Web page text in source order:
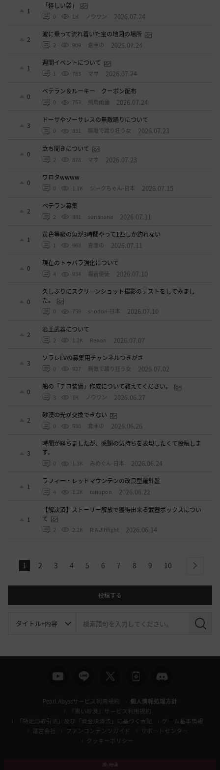
1
「怪しい袋」
0 1K ノウワン 2026.07.24
2
波に乗って流れ着いた宝の地図の場所
2 909 倉庫の 2026.07.24
1
週間イベントについて
1 783 マサ 2026.07.24
0
ベテラン＆ルーキー クーポン配布
0 753 飛鳥雨音 2026.07.24
3
ドーサやソーサレスの無敵踊りについて
0 831 無敵で踊り狂う女 2026.07.23
0
立ち聞きについて
2 878 マサ 2026.07.23
0
ワロタwwww
0 1.1K ジークちゃん-日本 2026.07.15
2
ベテラン募集
2 881 sunanana 2026.07.11
1
黄色等級の魚が3時間やって1匹しか釣れない
1 968 倉庫の 2026.07.11
0
現在のトゥバラ強化について
4 934 福音使徒 2026.07.10
0
久しぶりにスクリーンショット撮影のテストをしてみまし
た。
0 759 shodori-日本 2026.07.10
2
君王武器について
2 1.2K Renon 2026.07.07
3
ソラレEVの募集用チャンネルつきがさ
0 927 無敵で踊り狂う女 2026.07.02
0
船の「チロ装備」作成について教えてください。
3 1K ノウワン 2026.06.27
2
砂漠の光が交換できない
0 930 倉庫の 2026.06.26
3
時間が経ちましたが、感謝の気持ちを表現したくて投稿しま
す。
0 1.1K みめぐん-日本 2026.06.24
1
ラフィー・レッドマウンテンの改良型羅針盤
4 1.2K tanupon 2026.06.22
1
【解決済】ストーリー解放で獲得出来る武器ボックスについ
て
2 2.2K RiAUltifight 2026.06.14
1 2 3 4 5 6 7 8 9 10 next
投稿する
検
Pearl Abyssサービス利用規約
個人情報処理方針
「黒い砂漠」サービス利用規約
「特定商取引法」及び「資金決済法」に基づく表記
ゲーム基本情報
運営会社
ファンコンテンツガイド
サポートセンター
クッキーポリシー
黒い砂漠